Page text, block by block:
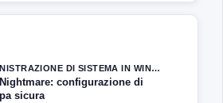
AMMINISTRAZIONE DI SISTEMA IN WINDOWS SERVER
configurazione di
sicura